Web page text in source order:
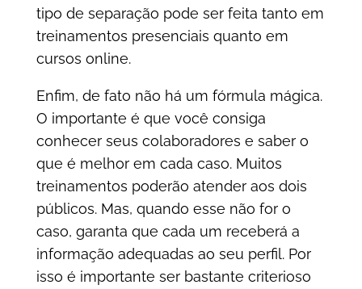
tipo de separação pode ser feita tanto em
treinamentos presenciais quanto em
cursos online.
Enfim, de fato não há um fórmula mágica.
O importante é que você consiga
conhecer seus colaboradores e saber o
que é melhor em cada caso. Muitos
treinamentos poderão atender aos dois
públicos. Mas, quando esse não for o
caso, garanta que cada um receberá a
informação adequadas ao seu perfil. Por
isso é importante ser bastante criterioso